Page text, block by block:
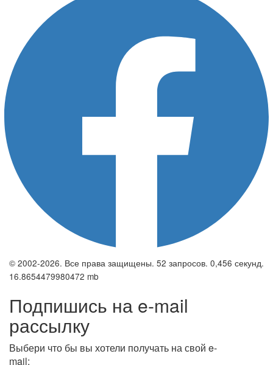
© 2002-2026. Все права защищены. 52 запросов. 0,456 секунд.
16.8654479980472 mb
Подпишись на e-mail
рассылку
Выбери что бы вы хотели получать на свой e-
mail: